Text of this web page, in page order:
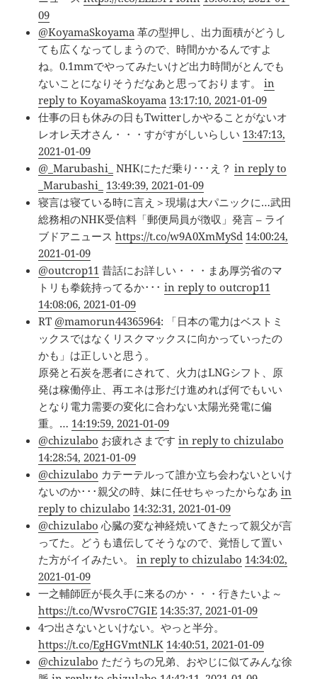
09
@KoyamaSkoyama 革の型押し、出力面積がどうし
ても広くなってしまうので、時間かかるんですよ
ね。0.1mmでやってみたいけど出力時間がとんでも
ないことになりそうだなあと思っております。in
reply to KoyamaSkoyama 13:17:10, 2021-01-09
仕事の日も休みの日もTwitterしかやることがないオ
レオレ天才さん・・・すがすがしいらしい 13:47:13,
2021-01-09
@_Marubashi_ NHKにただ乗り･･･え？in reply to
_Marubashi_ 13:49:39, 2021-01-09
寝言は寝ている時に言え＞現場は大パニックに…武田
総務相のNHK受信料「郵便局員が徴収」発言 – ライ
ブドアニュースhttps://t.co/w9A0XmMySd 14:00:24,
2021-01-09
@outcrop11 昔話にお詳しい・・・まあ厚労省のマ
トリも拳銃持ってるか･･･in reply to outcrop11
14:08:06, 2021-01-09
RT @mamorun44365964: 「日本の電力はベストミ
ックスではなくリスクマックスに向かっていったの
かも」は正しいと思う。
原発と石炭を悪者にされて、火力はLNGシフト、原
発は稼働停止、再エネは形だけ進めれば何でもいい
となり電力需要の変化に合わない太陽光発電に偏
重。… 14:19:59, 2021-01-09
@chizulabo お疲れさまですin reply to chizulabo
14:28:54, 2021-01-09
@chizulabo カテーテルって誰か立ち会わないといけ
ないのか･･･親父の時、妹に任せちゃったからなあin
reply to chizulabo 14:32:31, 2021-01-09
@chizulabo 心臓の変な神経焼いてきたって親父が言
ってた。どうも遺伝してそうなので、覚悟して置い
た方がイイみたい。in reply to chizulabo 14:34:02,
2021-01-09
一之輔師匠が長久手に来るのか・・・行きたいよ～
https://t.co/WvsroC7GIE 14:35:37, 2021-01-09
4つ出さないといけない。やっと半分。
https://t.co/EgHGVmtNLK 14:40:51, 2021-01-09
@chizulabo ただうちの兄弟、おやじに似てみんな徐